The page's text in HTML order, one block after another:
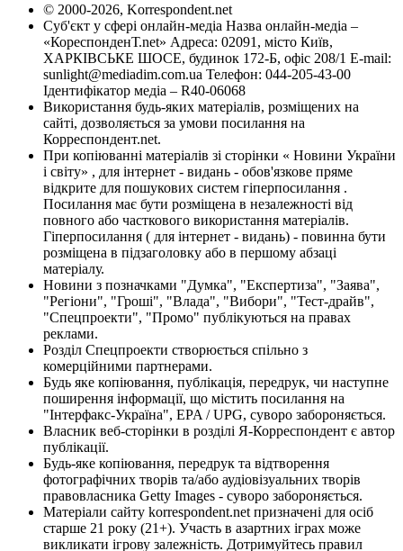
© 2000-2026, Korrespondent.net
Суб'єкт у сфері онлайн-медіа Назва онлайн-медіа –
«КореспонденТ.net» Адреса: 02091, місто Київ,
ХАРКІВСЬКЕ ШОСЕ, будинок 172-Б, офіс 208/1 E-mail:
sunlight@mediadim.com.ua Телефон: 044-205-43-00
Ідентифікатор медіа – R40-06068
Використання будь-яких матеріалів, розміщених на
сайті, дозволяється за умови посилання на
Корреспондент.net.
При копіюванні матеріалів зі сторінки « Новини України
і світу» , для інтернет - видань - обов'язкове пряме
відкрите для пошукових систем гіперпосилання .
Посилання має бути розміщена в незалежності від
повного або часткового використання матеріалів.
Гіперпосилання ( для інтернет - видань) - повинна бути
розміщена в підзаголовку або в першому абзаці
матеріалу.
Новини з позначками "Думка", "Експертиза", "Заява",
"Регіони", "Гроші", "Влада", "Вибори", "Тест-драйв",
"Спецпроекти", "Промо" публікуються на правах
реклами.
Розділ Спецпроекти створюється спільно з
комерційними партнерами.
Будь яке копіювання, публікація, передрук, чи наступне
поширення інформації, що містить посилання на
"Інтерфакс-Україна", EPA / UPG, суворо забороняється.
Власник веб-сторінки в розділі Я-Корреспондент є автор
публікації.
Будь-яке копіювання, передрук та відтворення
фотографічних творів та/або аудіовізуальних творів
правовласника Getty Images - суворо забороняється.
Матеріали сайту korrespondent.net призначені для осіб
старше 21 року (21+). Участь в азартних іграх може
викликати ігрову залежність. Дотримуйтесь правил